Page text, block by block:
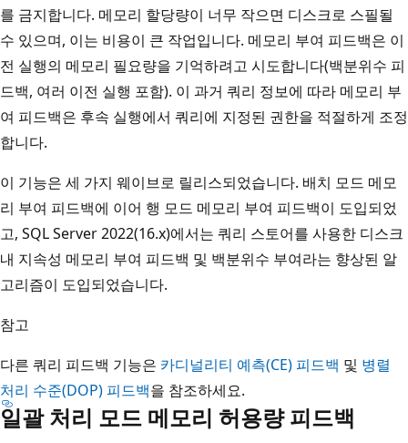
를 금지합니다. 메모리 할당량이 너무 작으면 디스크로 스필될
수 있으며, 이는 비용이 큰 작업입니다. 메모리 부여 피드백은 이
전 실행의 메모리 필요량을 기억하려고 시도합니다(백분위수 피
드백, 여러 이전 실행 포함). 이 과거 쿼리 정보에 따라 메모리 부
여 피드백은 후속 실행에서 쿼리에 지정된 권한을 적절하게 조정
합니다.
이 기능은 세 가지 웨이브로 릴리스되었습니다. 배치 모드 메모
리 부여 피드백에 이어 행 모드 메모리 부여 피드백이 도입되었
고, SQL Server 2022(16.x)에서는 쿼리 스토어를 사용한 디스크
내 지속성 메모리 부여 피드백 및 백분위수 부여라는 향상된 알
고리즘이 도입되었습니다.
참고
다른 쿼리 피드백 기능은 카디널리티 예측(CE) 피드백 및 병렬
처리 수준(DOP) 피드백을 참조하세요.
일괄 처리 모드 메모리 허용량 피드백